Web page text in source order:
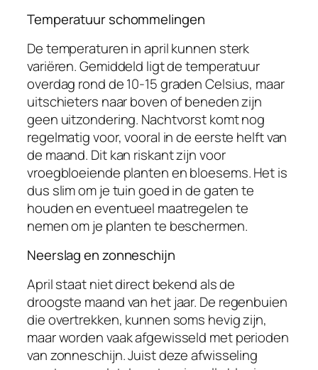
Temperatuur schommelingen
De temperaturen in april kunnen sterk
variëren. Gemiddeld ligt de temperatuur
overdag rond de 10-15 graden Celsius, maar
uitschieters naar boven of beneden zijn
geen uitzondering. Nachtvorst komt nog
regelmatig voor, vooral in de eerste helft van
de maand. Dit kan riskant zijn voor
vroegbloeiende planten en bloesems. Het is
dus slim om je tuin goed in de gaten te
houden en eventueel maatregelen te
nemen om je planten te beschermen.
Neerslag en zonneschijn
April staat niet direct bekend als de
droogste maand van het jaar. De regenbuien
die overtrekken, kunnen soms hevig zijn,
maar worden vaak afgewisseld met perioden
van zonneschijn. Juist deze afwisseling